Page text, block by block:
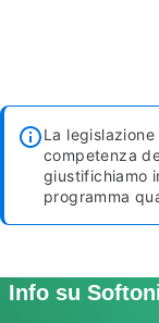
La
competenza
giustifichiamo
programma
Info su